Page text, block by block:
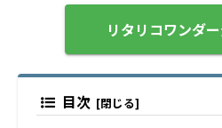
リタリコワンダ
目次